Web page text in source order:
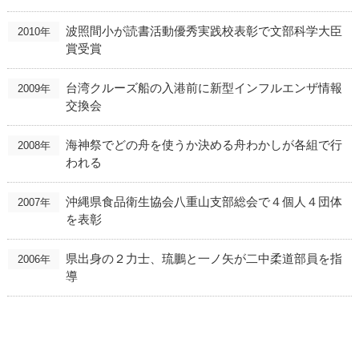
2010年
波照間小が読書活動優秀実践校表彰で文部科学大臣
賞受賞
2009年
台湾クルーズ船の入港前に新型インフルエンザ情報
交換会
2008年
海神祭でどの舟を使うか決める舟わかしが各組で行
われる
2007年
沖縄県食品衛生協会八重山支部総会で４個人４団体
を表彰
2006年
県出身の２力士、琉鵬と一ノ矢が二中柔道部員を指
導